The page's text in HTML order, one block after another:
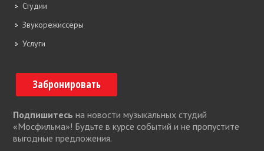
Студии
Звукорежиссеры
Услуги
Забронировать
Подпишитесь на новости музыкальных студий
«Мосфильма»! Будьте в курсе событий и не пропустите
выгодные предложения.